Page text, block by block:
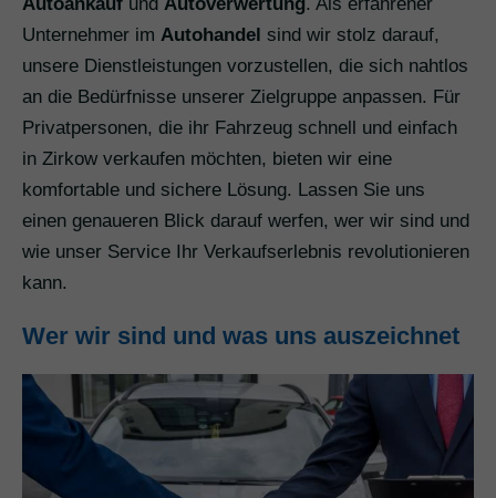
Unternehmer im Autohandel sind wir stolz darauf,
unsere Dienstleistungen vorzustellen, die sich nahtlos
an die Bedürfnisse unserer Zielgruppe anpassen. Für
Privatpersonen, die ihr Fahrzeug schnell und einfach
in Zirkow verkaufen möchten, bieten wir eine
komfortable und sichere Lösung. Lassen Sie uns
einen genaueren Blick darauf werfen, wer wir sind und
wie unser Service Ihr Verkaufserlebnis revolutionieren
kann.
Wer wir sind und was uns auszeichnet